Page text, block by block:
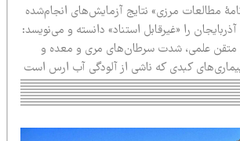
مرزی» نتایج آزمایش‌های انجام‌شده
را «غیرقابل استناد» دانسته و می‌نویسد:
علمی، شدت سرطان‌های مری و معده و
کبدی که ناشی از آلودگی آب ارس است